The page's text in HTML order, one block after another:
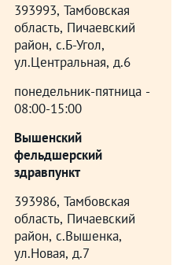
393993, Тамбовская
область, Пичаевский
район, с.Б-Угол,
ул.Центральная, д.6
понедельник-пятница -
08:00-15:00
Вышенский
фельдшерский
здравпункт
393986, Тамбовская
область, Пичаевский
район, с.Вышенка,
ул.Новая, д.7